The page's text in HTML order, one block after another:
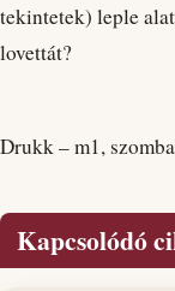
tekintetek) leple
lovettát?
Drukk – m1,
Kapcsolódó